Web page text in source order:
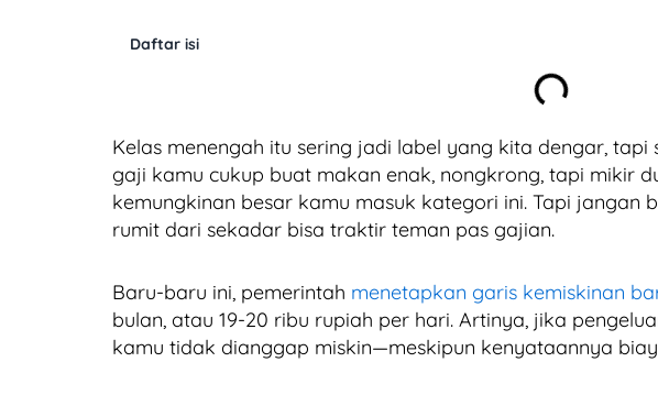
Daftar isi
Kelas menengah itu sering jadi label yang kita dengar,
gaji kamu cukup buat makan enak, nongkrong, tapi mikir
kemungkinan besar kamu masuk kategori ini. Tapi jangan
rumit dari sekadar bisa traktir teman pas gajian.
Baru-baru ini, pemerintah menetapkan garis kemiskinan
bulan, atau 19-20 ribu rupiah per hari. Artinya, jika
kamu tidak dianggap miskin—meskipun kenyataannya